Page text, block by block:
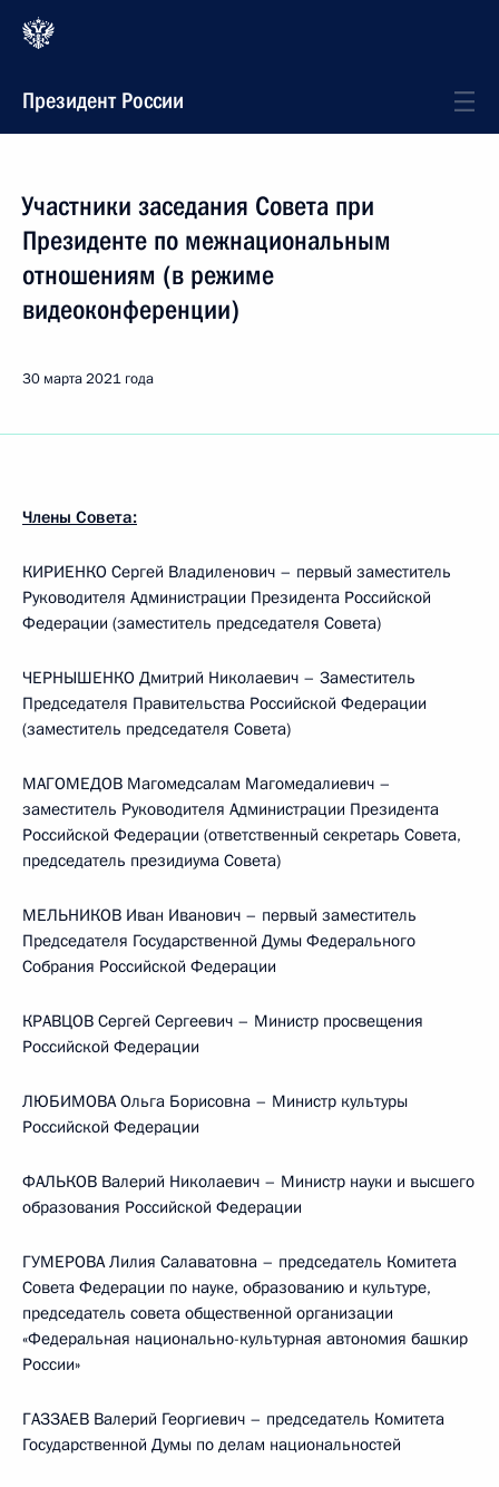
Президент России
Участники заседания Совета при
Президенте по межнациональным
отношениям (в режиме
видеоконференции)
30 марта 2021 года
Члены Совета:
КИРИЕНКО Сергей Владиленович – первый заместитель
Руководителя Администрации Президента Российской
Федерации (заместитель председателя Совета)
ЧЕРНЫШЕНКО Дмитрий Николаевич – Заместитель
Председателя Правительства Российской Федерации
(заместитель председателя Совета)
МАГОМЕДОВ Магомедсалам Магомедалиевич –
заместитель Руководителя Администрации Президента
Российской Федерации (ответственный секретарь Совета,
председатель президиума Совета)
МЕЛЬНИКОВ Иван Иванович – первый заместитель
Председателя Государственной Думы Федерального
Собрания Российской Федерации
КРАВЦОВ Сергей Сергеевич – Министр просвещения
Российской Федерации
ЛЮБИМОВА Ольга Борисовна – Министр культуры
Российской Федерации
ФАЛЬКОВ Валерий Николаевич – Министр науки и высшего
образования Российской Федерации
ГУМЕРОВА Лилия Салаватовна – председатель Комитета
Совета Федерации по науке, образованию и культуре,
председатель совета общественной организации
«Федеральная национально-культурная автономия башкир
России»
ГАЗЗАЕВ Валерий Георгиевич – председатель Комитета
Государственной Думы по делам национальностей